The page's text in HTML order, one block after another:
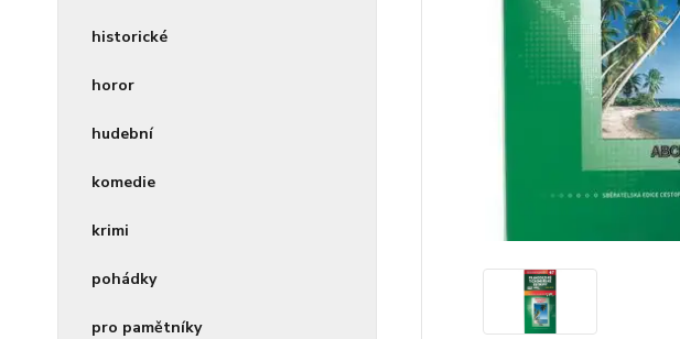
historické
horor
hudební
komedie
krimi
pohádky
pro pamětníky